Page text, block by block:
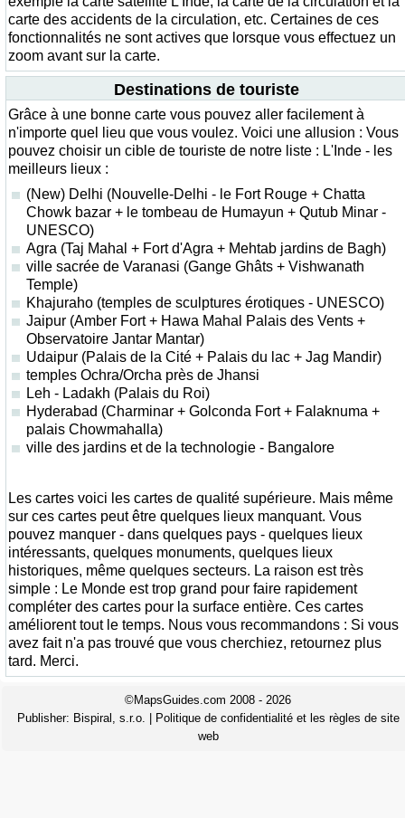
carte des accidents de la circulation, etc. Certaines de ces
fonctionnalités ne sont actives que lorsque vous effectuez un
zoom avant sur la carte.
Destinations de touriste
Grâce à une bonne carte vous pouvez aller facilement à
n'importe quel lieu que vous voulez. Voici une allusion : Vous
pouvez choisir un cible de touriste de notre liste : L'Inde - les
meilleurs lieux :
(New) Delhi (Nouvelle-Delhi - le Fort Rouge + Chatta
Chowk bazar + le tombeau de Humayun + Qutub Minar -
UNESCO)
Agra (Taj Mahal + Fort d'Agra + Mehtab jardins de Bagh)
ville sacrée de Varanasi (Gange Ghâts + Vishwanath
Temple)
Khajuraho (temples de sculptures érotiques - UNESCO)
Jaipur (Amber Fort + Hawa Mahal Palais des Vents +
Observatoire Jantar Mantar)
Udaipur (Palais de la Cité + Palais du lac + Jag Mandir)
temples Ochra/Orcha près de Jhansi
Leh - Ladakh (Palais du Roi)
Hyderabad (Charminar + Golconda Fort + Falaknuma +
palais Chowmahalla)
ville des jardins et de la technologie - Bangalore
Les cartes voici les cartes de qualité supérieure. Mais même
sur ces cartes peut être quelques lieux manquant. Vous
pouvez manquer - dans quelques pays - quelques lieux
intéressants, quelques monuments, quelques lieux
historiques, même quelques secteurs. La raison est très
simple : Le Monde est trop grand pour faire rapidement
compléter des cartes pour la surface entière. Ces cartes
améliorent tout le temps. Nous vous recommandons : Si vous
avez fait n'a pas trouvé que vous cherchiez, retournez plus
tard. Merci.
©MapsGuides.com 2008 - 2026
Publisher: Bispiral, s.r.o.
Politique de confidentialité et les règles de site
web